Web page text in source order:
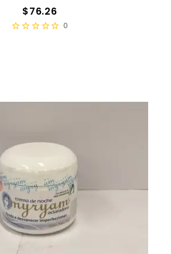
Precio
$76.26
0